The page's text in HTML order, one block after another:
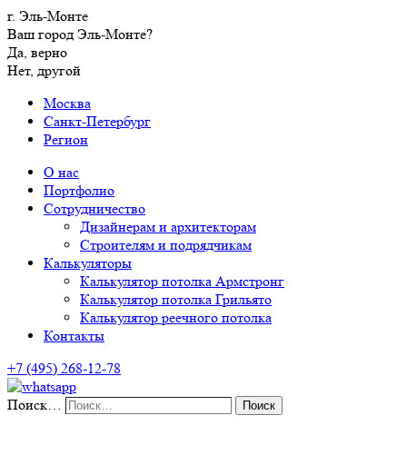
г. Эль-Монте
Ваш город Эль-Монте?
Да, верно
Нет, другой
Москва
Санкт-Петербург
Регион
О нас
Портфолио
Сотрудничество
Дизайнерам и архитекторам
Строителям и подрядчикам
Калькуляторы
Калькулятор потолка Армстронг
Калькулятор потолка Грильято
Калькулятор реечного потолка
Контакты
+7 (495) 268-12-78
Поиск… Поиск